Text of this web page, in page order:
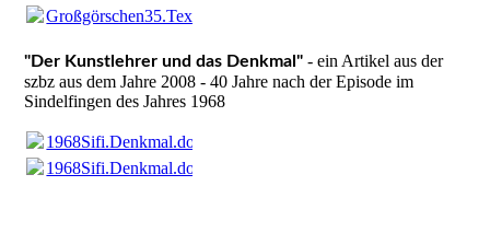
Großgörschen35.Text.doc
"Der Kunstlehrer und das Denkmal" - ein Artikel aus der
szbz aus dem Jahre 2008 - 40 Jahre nach der Episode im
Sindelfingen des Jahres 1968
1968Sifi.Denkmal.doc
1968Sifi.Denkmal.doc